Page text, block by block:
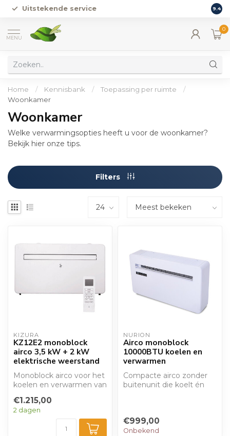
Verstand van zaken 9.4
MENU
0
Home / Kennisbank / Toepassing per ruimte
/
Woonkamer
Woonkamer
Welke verwarmingsopties heeft u voor de woonkamer?
Bekijk hier onze tips.
Filters
KIZURA
KZ12E2 monoblock
airco 3,5 kW + 2 kW
elektrische weerstand
Monoblock airco voor het
koelen en verwarmen van
buitenuni...
€1.215,00
2 dagen
NURION
Airco monoblock
10000BTU koelen en
verwarmen
Compacte airco zonder
buitenunit die koelt én
€999,00
Onbekend